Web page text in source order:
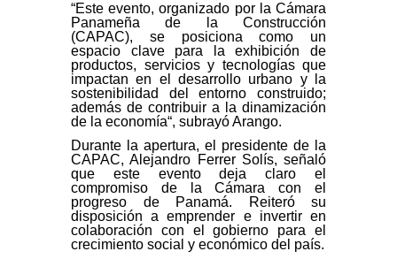
“Este evento, organizado por la Cámara
Panameña de la Construcción
(CAPAC), se posiciona como un
espacio clave para la exhibición de
productos, servicios y tecnologías que
impactan en el desarrollo urbano y la
sostenibilidad del entorno construido;
además de contribuir a la dinamización
de la economía“, subrayó Arango.
Durante la apertura, el presidente de la
CAPAC, Alejandro Ferrer Solís, señaló
que este evento deja claro el
compromiso de la Cámara con el
progreso de Panamá. Reiteró su
disposición a emprender e invertir en
colaboración con el gobierno para el
crecimiento social y económico del país.